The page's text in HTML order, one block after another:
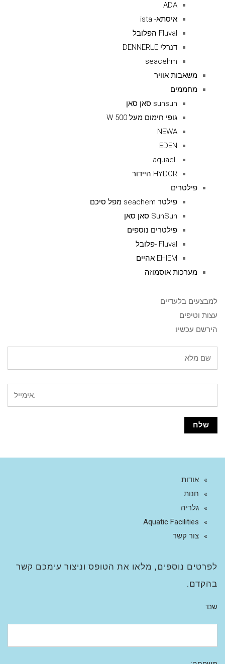
ADA
איסתא- ista
Fluval הפלובל
דנרלי DENNERLE
seacehm
משאבות אוויר
מחממים
sunsun סאן סאן
גופי חימום מעל 500 W
NEWA
EDEN
.aquael
HYDOR היידור
פילטרים
פילטר seachem מפל סיכם
SunSun סאן סאן
פילטרים נוספים
Fluval -פלובל
EHIEM אהיים
מערכות אוסמוזה
למבצעים בלעדיים
עצות וטיפים
הירשם עכשיו:
אודות
חנות
גלריה
Aquatic Facilities
צור קשר
לפרטים נוספים, מלאו את הטופס וניצור עימכם קשר
בהקדם.
שם: